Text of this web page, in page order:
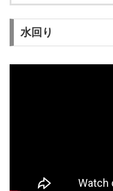
水回り